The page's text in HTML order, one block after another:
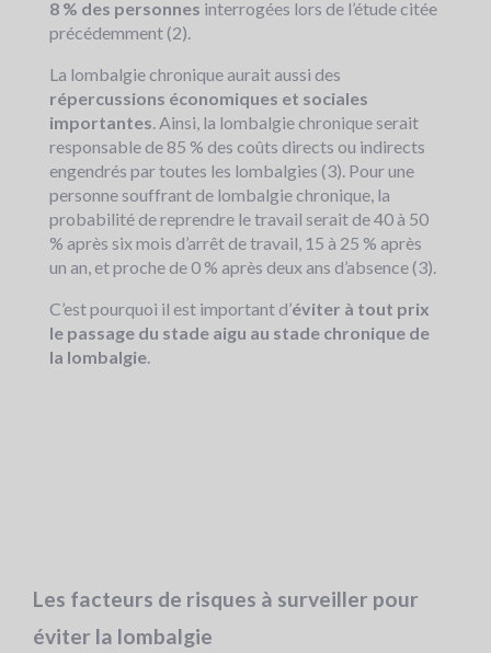
8 % des personnes interrogées lors de l’étude citée
précédemment (2).
La lombalgie chronique aurait aussi des
répercussions économiques et sociales
importantes. Ainsi, la lombalgie chronique serait
responsable de 85 % des coûts directs ou indirects
engendrés par toutes les lombalgies (3). Pour une
personne souffrant de lombalgie chronique, la
probabilité de reprendre le travail serait de 40 à 50
% après six mois d’arrêt de travail, 15 à 25 % après
un an, et proche de 0 % après deux ans d’absence (3).
C’est pourquoi il est important d’éviter à tout prix
le passage du stade aigu au stade chronique de
la lombalgie.
Les facteurs de risques à surveiller pour
éviter la lombalgie